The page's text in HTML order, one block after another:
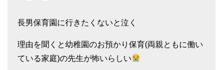
長男保育園に行きたくないと泣く
理由を聞くと幼稚園のお預かり保育(両親ともに働い
ている家庭)の先生が怖いらしい